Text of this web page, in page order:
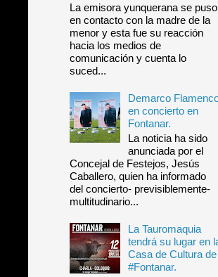
La emisora yunquerana se puso
en contacto con la madre de la
menor y esta fue su reacción
hacia los medios de
comunicación y cuenta lo
suced...
Demarco
en concierto en
Fontanar.
La noticia ha sido
anunciada por el
Concejal de Festejos, Jesús
Caballero, quien ha informado
del concierto- previsiblemente-
multitudinario...
La Tauromaquia
tendrá su lugar en
Casa de Cultura de
#Fontanar.